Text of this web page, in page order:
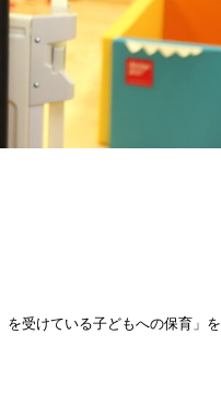
を受けている子どもへの保育」を